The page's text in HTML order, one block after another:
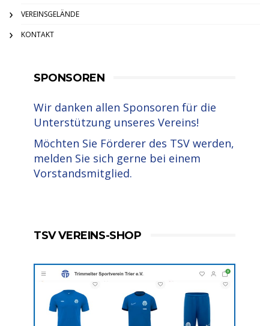
VEREINSGELÄNDE
KONTAKT
SPONSOREN
Wir danken allen Sponsoren für die
Unterstützung unseres Vereins!
Möchten Sie Förderer des TSV werden,
melden Sie sich gerne bei einem
Vorstandsmitglied.
TSV VEREINS-SHOP